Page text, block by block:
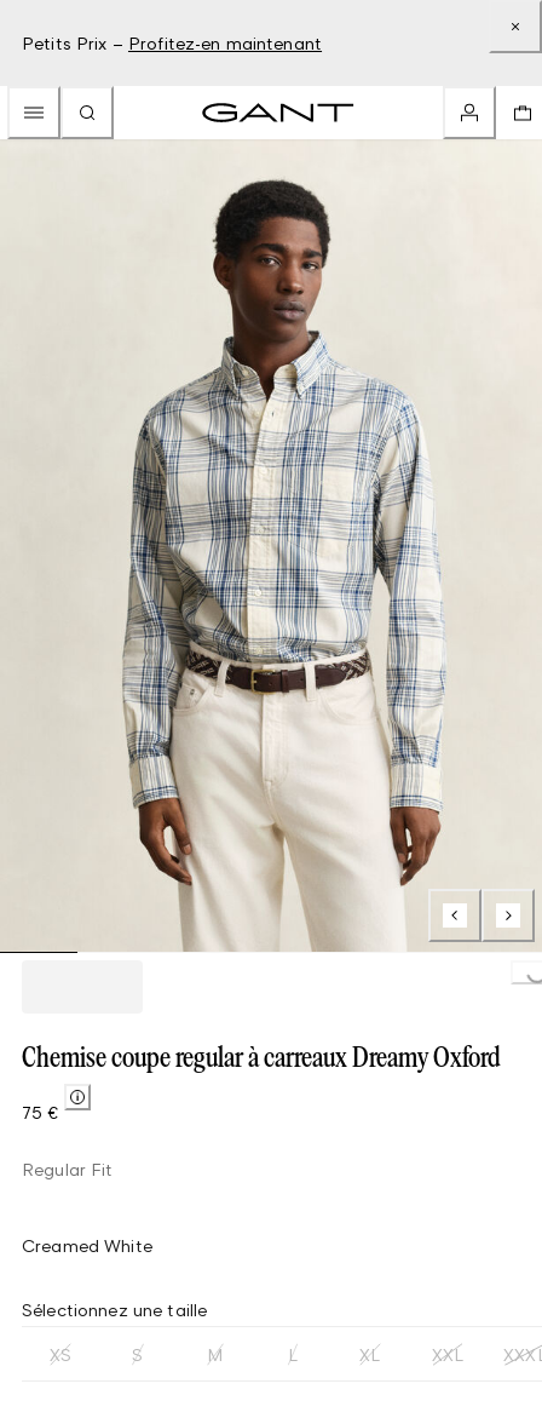
Petits Prix – Profitez-en maintenant
Chemise coupe regular à carreaux Dreamy Oxford
75 €
Regular Fit
Creamed White
Sélectionnez une taille
XS S M L XL XXL